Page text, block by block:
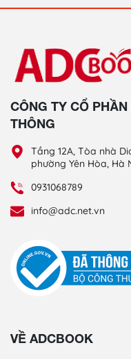
CÔNG TY CỔ
THÔNG
Tầng 12A, Tòa nhà
phường Yên Hòa, Hà
0931068789
info@adc.net.vn
VỀ ADCBOOK